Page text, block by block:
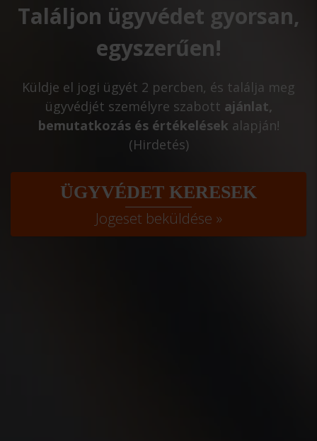
Találjon ügyvédet gyorsan,
egyszerűen!
Küldje el jogi ügyét 2 percben, és találja meg
ügyvédjét személyre szabott ajánlat,
bemutatkozás és értékelések alapján!
(Hirdetés)
ÜGYVÉDET KERESEK
Jogeset beküldése »